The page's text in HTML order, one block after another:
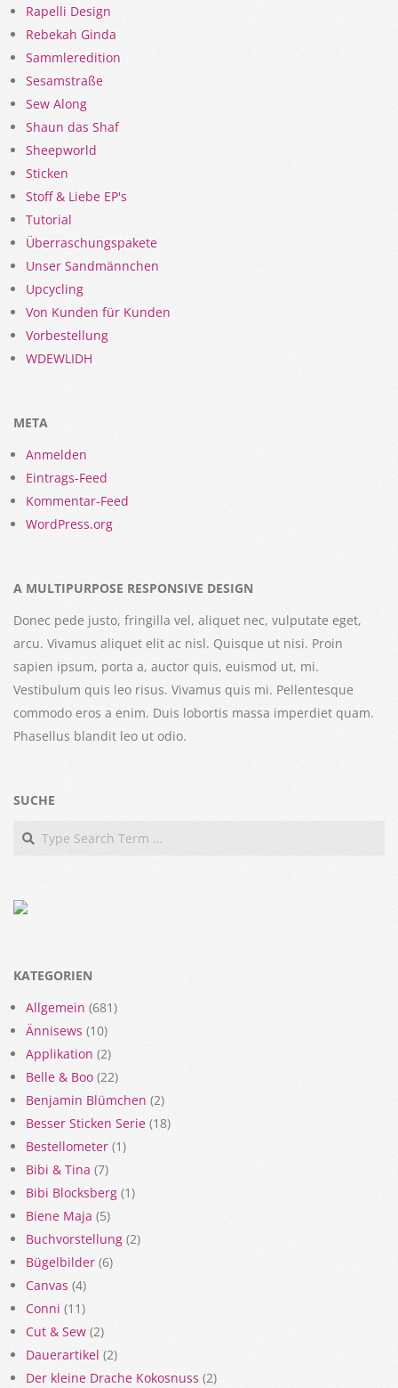
Rapelli Design
Rebekah Ginda
Sammleredition
Sesamstraße
Sew Along
Shaun das Shaf
Sheepworld
Sticken
Stoff & Liebe EP's
Tutorial
Überraschungspakete
Unser Sandmännchen
Upcycling
Von Kunden für Kunden
Vorbestellung
WDEWLIDH
META
Anmelden
Eintrags-Feed
Kommentar-Feed
WordPress.org
A MULTIPURPOSE RESPONSIVE DESIGN
Donec pede justo, fringilla vel, aliquet nec, vulputate eget,
arcu. Vivamus aliquet elit ac nisl. Quisque ut nisi. Proin
sapien ipsum, porta a, auctor quis, euismod ut, mi.
Vestibulum quis leo risus. Vivamus quis mi. Pellentesque
commodo eros a enim. Duis lobortis massa imperdiet quam.
Phasellus blandit leo ut odio.
SUCHE
Search
KATEGORIEN
Allgemein (681)
Ännisews (10)
Applikation (2)
Belle & Boo (22)
Benjamin Blümchen (2)
Besser Sticken Serie (18)
Bestellometer (1)
Bibi & Tina (7)
Bibi Blocksberg (1)
Biene Maja (5)
Buchvorstellung (2)
Bügelbilder (6)
Canvas (4)
Conni (11)
Cut & Sew (2)
Dauerartikel (2)
Der kleine Drache Kokosnuss (2)